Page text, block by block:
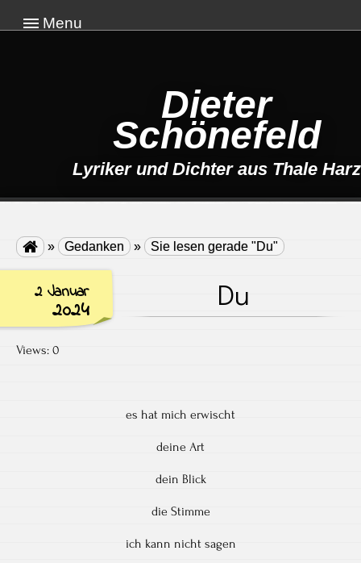
Menu
Dieter
Schönefeld
Lyriker und Dichter aus Thale Harz
 » Gedanken » Sie lesen gerade "Du"
2 Januar
2024 Du
Views: 0
es hat mich erwischt
deine Art
dein Blick
die Stimme
ich kann nicht sagen